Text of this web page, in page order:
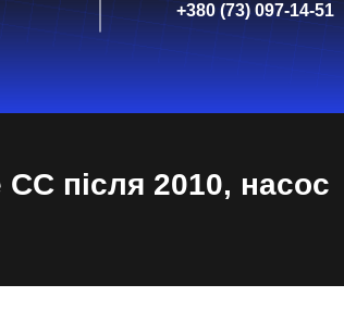
+380 (73) 097-14-51
після 2010, насос